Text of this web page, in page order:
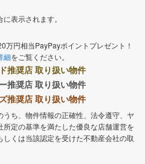
表示されます。
万円相当PayPayポイントプレゼント！
細をご覧ください。
推奨店 取り扱い物件
推奨店 取り扱い物件
推奨店 取り扱い物件
ち、物件情報の正確性、法令遵守、ヤ
定の基準を満たした優良な店舗運営を
くは当該認定を受けた不動産会社の取